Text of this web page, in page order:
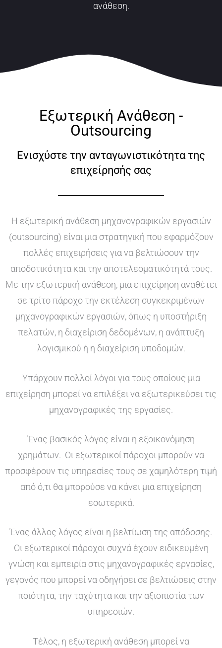
ανάθεση.
Εξωτερική Ανάθεση -
Outsourcing
Ενισχύστε την ανταγωνιστικότητα της
επιχείρησής σας
Η εξωτερική ανάθεση μηχανογραφικών εργασιών
(outsourcing) είναι μια στρατηγική που εφαρμόζουν
πολλές επιχειρήσεις για να βελτιώσουν την
αποδοτικότητα και την αποτελεσματικότητά τους.
Με την εξωτερική ανάθεση, μια επιχείρηση αναθέτει
σε τρίτο πάροχο την εκτέλεση συγκεκριμένων
μηχανογραφικών εργασιών, όπως η υποστήριξη
πελατών, η διαχείριση δεδομένων, η ανάπτυξη
λογισμικού ή η διαχείριση υποδομών.
Υπάρχουν πολλοί λόγοι για τους οποίους μια
επιχείρηση μπορεί να επιλέξει να εξωτερικεύσει τις
μηχανογραφικές της εργασίες.
Ένας βασικός λόγος είναι η εξοικονόμηση
χρημάτων. Οι εξωτερικοί πάροχοι μπορούν να
προσφέρουν τις υπηρεσίες τους σε χαμηλότερη τιμή
από ό,τι θα μπορούσε να κάνει μια επιχείρηση
εσωτερικά.
Ένας άλλος λόγος είναι η βελτίωση της απόδοσης.
Οι εξωτερικοί πάροχοι συχνά έχουν ειδικευμένη
γνώση και εμπειρία στις μηχανογραφικές εργασίες,
γεγονός που μπορεί να οδηγήσει σε βελτιώσεις στην
ποιότητα, την ταχύτητα και την αξιοπιστία των
υπηρεσιών.
Τέλος, η εξωτερική ανάθεση μπορεί να